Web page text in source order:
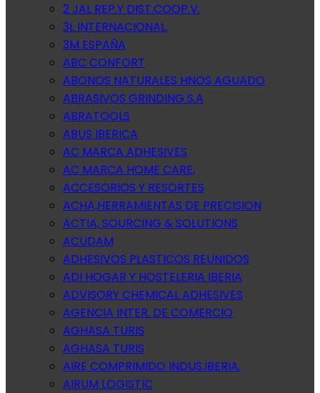
2 JAL REP.Y DIST.COOP.V.
3L INTERNACIONAL.
3M ESPAÑA
ABC CONFORT
ABONOS NATURALES HNOS AGUADO
ABRASIVOS GRINDING S.A
ABRATOOLS
ABUS IBERICA
AC MARCA ADHESIVES
AC MARCA HOME CARE,
ACCESORIOS Y RESORTES
ACHA,HERRAMIENTAS DE PRECISION
ACTIA, SOURCING & SOLUTIONS
ACUDAM
ADHESIVOS PLASTICOS REUNIDOS
ADI HOGAR Y HOSTELERIA IBERIA
ADVISORY CHEMICAL ADHESIVES
AGENCIA INTER. DE COMERCIO
AGHASA TURIS
AGHASA TURIS
AIRE COMPRIMIDO INDUS.IBERIA.
AIRUM LOGISTIC